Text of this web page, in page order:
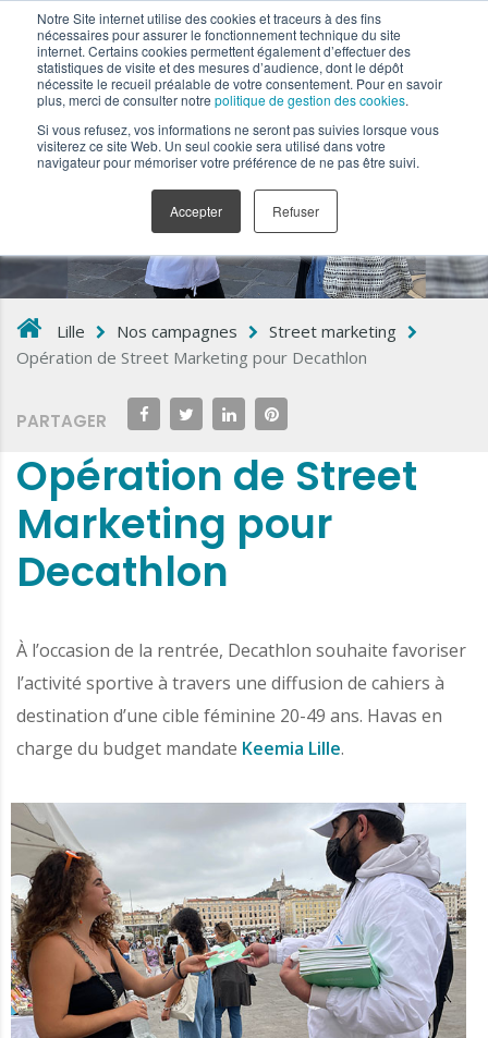
Notre Site internet utilise des cookies et traceurs à des fins
nécessaires pour assurer le fonctionnement technique du site
internet. Certains cookies permettent également d’effectuer des
statistiques de visite et des mesures d’audience, dont le dépôt
nécessite le recueil préalable de votre consentement. Pour en savoir
plus, merci de consulter notre politique de gestion des cookies.
Si vous refusez, vos informations ne seront pas suivies lorsque vous
visiterez ce site Web. Un seul cookie sera utilisé dans votre
navigateur pour mémoriser votre préférence de ne pas être suivi.
Accepter Refuser
L:\KEEMIA\Articles Opérations\OOH\KEEMIA
LILLE\DECATHLON
Lille Nos campagnes
Street marketing
Opération de Street Marketing pour Decathlon
PARTAGER
Opération de Street
Marketing pour
Decathlon
À l’occasion de la rentrée, Decathlon souhaite favoriser
l’activité sportive à travers une diffusion de cahiers à
destination d’une cible féminine 20-49 ans. Havas en
charge du budget mandate Keemia Lille.